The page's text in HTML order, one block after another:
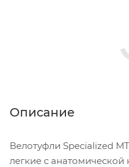
Описание
Велотуфли Specialized
легкие с анатомической